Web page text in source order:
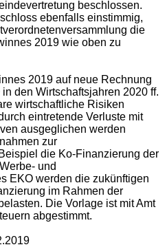
beschlossen.
ebenfalls einstimmig,
die
2019 wie oben zu
2019 auf neue Rechnung
den Wirtschaftsjahren 2020 ff.
wirtschaftliche Risiken
eintretende Verluste mit
ausgeglichen werden
zur
die Ko-Finanzierung der
und
EKO werden die zukünftigen
im Rahmen der
Die Vorlage ist mit Amt
abgestimmt.